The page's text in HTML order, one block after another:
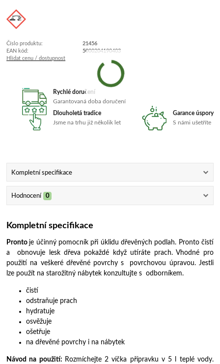
Číslo produktu:
21456
EAN kód:
5000204190403
Hlídat cenu / dostupnost
Rychlé doručení
Garantovaná doba doručení
Dlouholetá tradice
Jsme na trhu již několik let
Garance úspory
S námi ušetříte
Kompletní specifikace
Hodnocení 0
Kompletní specifikace
Pronto je účinný pomocník při úklidu dřevěných podlah. Pronto čistí
a obnovuje lesk dřeva pokaždé když utíráte prach. Vhodné pro
použití na veškeré dřevěné povrchy s povrchovou úpravou. Jestli
lze použít na starožitný nábytek konzultujte s odborníkem.
čistí
odstraňuje prach
hydratuje
osvěžuje
ošetřuje
na dřevěné povrchy i na nábytek
Návod na použití: Rozmíchejte 2 víčka přípravku v 5 l teplé vody.